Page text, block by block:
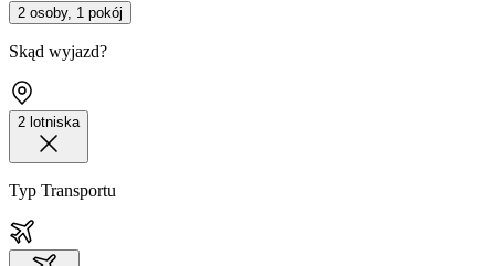
2 osoby, 1 pokój
Skąd wyjazd?
2 lotniska
Typ Transportu